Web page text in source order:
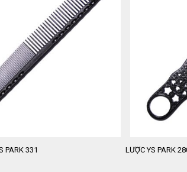
PARK 331 LƯỢC YS PARK